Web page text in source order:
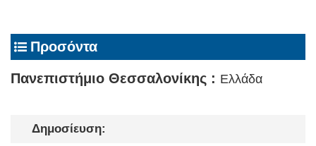
Προσόντα
Πανεπιστήμιο Θεσσαλονίκης : Ελλάδα
Δημοσίευση: